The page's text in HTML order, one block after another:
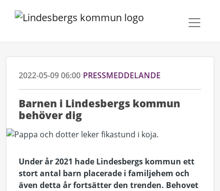
2022-05-09 06:00 PRESSMEDDELANDE
Barnen i Lindesbergs kommun
behöver dig
Under år 2021 hade Lindesbergs kommun ett
stort antal barn placerade i familjehem och
även detta år fortsätter den trenden. Behovet